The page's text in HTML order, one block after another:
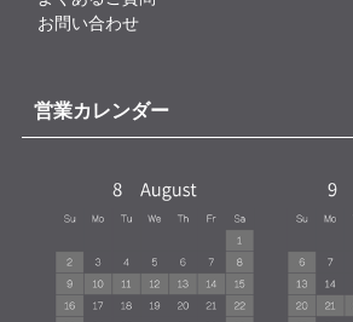
お問い合わせ
営業カレンダー